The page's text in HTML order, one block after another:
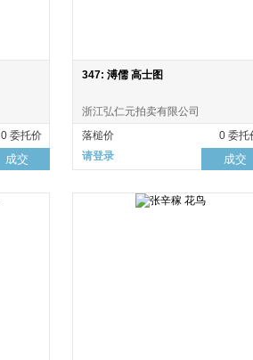
0 委托价
成交
347: 溥儒 高士图
浙江弘仁元拍卖有限公司
落槌价
0 委托
请登录
成交